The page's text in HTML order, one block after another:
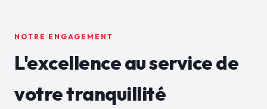
NOTRE ENGAGEMENT
L'excellence au service de
votre tranquillité